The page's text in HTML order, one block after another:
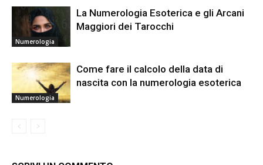
Numerologia
La Numerologia Esoterica e gli Arcani
Maggiori dei Tarocchi
Numerologia
Come fare il calcolo della data di
nascita con la numerologia esoterica